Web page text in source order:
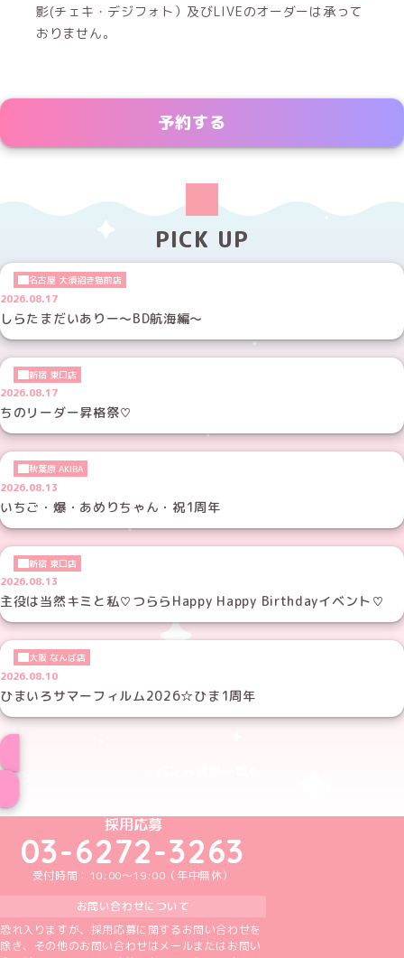
影(チェキ・デジフォト）及びLIVEのオーダーは承って
おりません。
予約する
PICK UP
名古屋 大須招き猫前店
2026.08.17
しらたまだいありー～BD航海編～
新宿 東口店
2026.08.17
ちのリーダー昇格祭♡
秋葉原 AKIBA
2026.08.13
いちご・爆・あめりちゃん・祝1周年
新宿 東口店
2026.08.13
主役は当然キミと私♡つららHappy Happy Birthdayイベント♡
大阪 なんば店
2026.08.10
ひまいろサマーフィルム2026☆ひま1周年
めいどりーみんTikTok公式アカウント
めいどりーみんX公式アカウント
めいどりーみんInstagram公式アカウント
めいどりーみんFacebook公式アカウン
めいどりーみんYouTube公式アカ
採用応募
03-6272-3263
受付時間：10:00～19:00（年中無休）
お問い合わせについて
恐れ入りますが、採用応募に関するお問い合わせを
除き、その他のお問い合わせはメールまたはお問い